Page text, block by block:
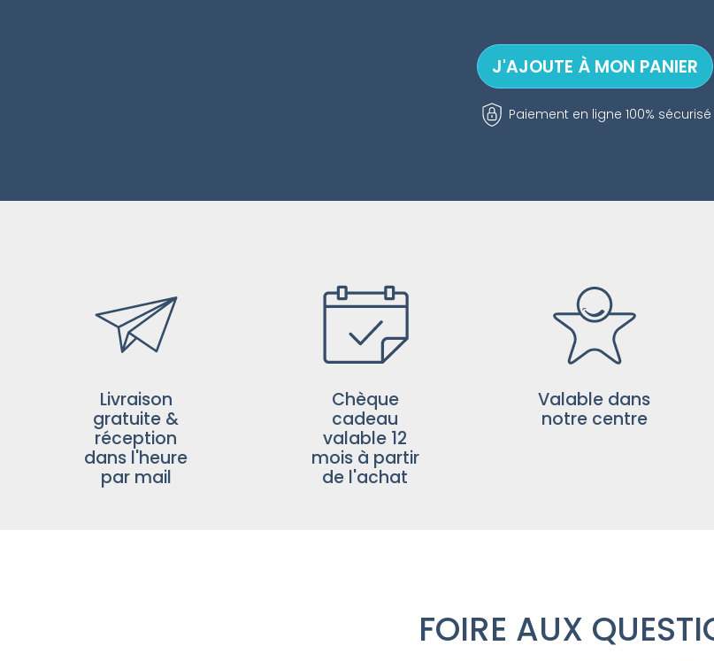
Paiement en ligne 100% sécurisé
Livraison
gratuite &
réception
dans l'heure
par mail
Chèque
cadeau
valable 12
mois à partir
de l'achat
Valable dans
notre centre
FOIRE AUX